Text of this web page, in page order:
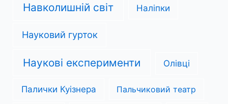
Навколишній світ Наліпки
Науковий гурток
Наукові експерименти Олівці
Палички Куізнера Пальчиковий театр